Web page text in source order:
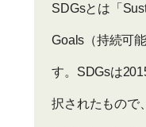
SDGsとは「
Goals（持続可
す。SDGsは
択されたもので